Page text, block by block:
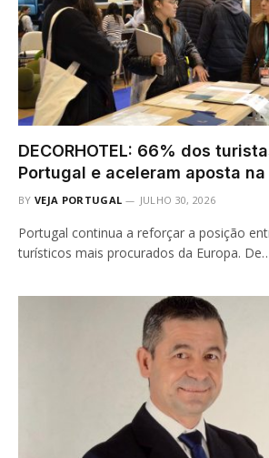
DECORHOTEL: 66% dos
Portugal e aceleram aposta
BY VEJA PORTUGAL JULHO 30, 2026
Portugal continua a reforçar a posição
turísticos mais procurados da Europa.